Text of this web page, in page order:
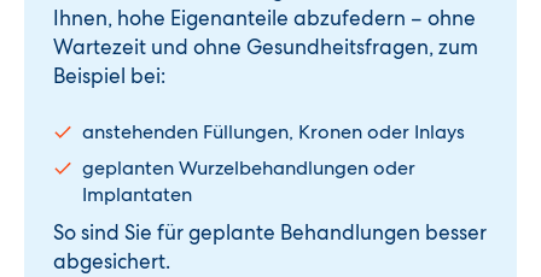
Ihnen, hohe Eigenanteile abzufedern – ohne
Wartezeit und ohne Gesundheitsfragen, zum
Beispiel bei:
anstehenden Füllungen, Kronen oder Inlays
geplanten Wurzelbehandlungen oder
Implantaten
So sind Sie für geplante Behandlungen besser
abgesichert.